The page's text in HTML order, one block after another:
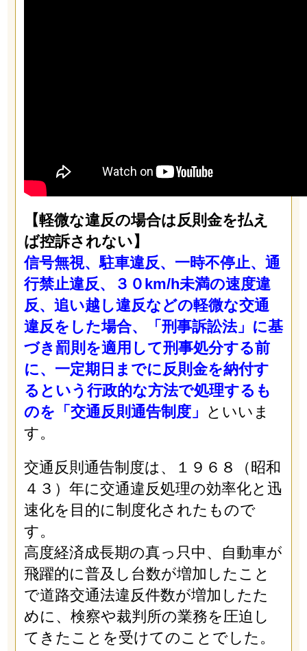
【軽微な違反の場合は反則金を払え
ば控訴されない】
信号無視、駐車違反、一時不停止、通
行禁止違反、３０km/h未満の速度違
反、追い越し違反などの軽微な交通
違反をした場合、「刑事訴訟法」に基
づき罰則を適用して刑事処分する前
に、一定期日までに反則金を納付す
るという行政的な方法で処理するも
のを「交通反則通告制度」 といいま
す。
交通反則通告制度は、１９６８（昭和
４３）年に交通違反処理の効率化と迅
速化を目的に制度化されたもので
す。
高度経済成長期の真っ只中、自動車が
飛躍的に普及し台数が増加したこと
で道路交通法違反件数が増加したた
めに、検察や裁判所の業務を圧迫し
てきたことを受けてのことでした。